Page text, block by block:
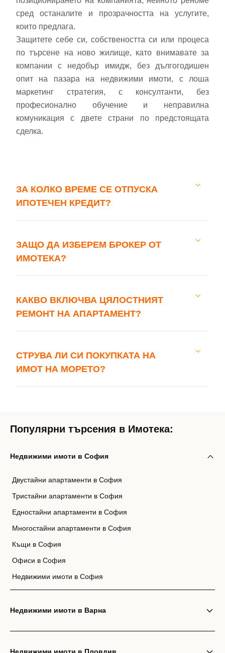
сред останалите и прозрачността на услугите,
които предлага.
Защитете себе си, собствеността си или процеса
по търсене на ново жилище, като внимавате за
компании с недобър имидж, без дългогодишен
опит на пазара на недвижими имоти, с лоша
маркетинг стратегия, с консултанти, без
професионално обучение и неправилна
комуникация с двете страни по предстоящата
сделка.
ЗА КОЛКО ВРЕМЕ СЕ ОТПУСКА
ИПОТЕЧЕН КРЕДИТ?
ЗАЩО ДА ИЗБЕРЕМ БРОКЕР ОТ
ИМОТЕКА?
КАКВО ВКЛЮЧВА ЦЯЛОСТНИЯТ
РЕМОНТ НА АПАРТАМЕНТ?
СТРУВА ЛИ СИ ПОКУПКАТА НА
ИМОТ НА МОРЕТО?
Популярни търсения в Имотека:
Недвижими имоти в София
Двустайни апартаменти в София
Тристайни апартаменти в София
Едностайни апартаменти в София
Многостайни апартаменти в София
Къщи в София
Офиси в София
Недвижими имоти в София
Недвижими имоти в Варна
Недвижими имоти в Пловдив